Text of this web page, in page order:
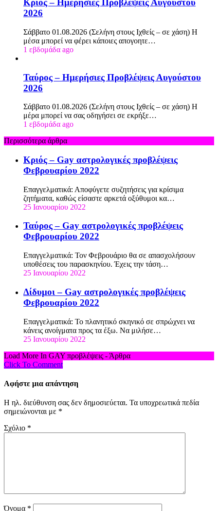
Κριός – Ημερήσιες Προβλέψεις Αυγούστου
2026
Σάββατο 01.08.2026 (Σελήνη στους Ιχθείς – σε χάση) Η
μέσα μπορεί να φέρει κάποιες απογοητε…
1 εβδομάδα ago
Ταύρος – Ημερήσιες Προβλέψεις Αυγούστου
2026
Σάββατο 01.08.2026 (Σελήνη στους Ιχθείς – σε χάση) Η
μέρα μπορεί να σας οδηγήσει σε εκρήξε…
1 εβδομάδα ago
Περισσότερα άρθρα
Κριός – Gay αστρολογικές προβλέψεις
Φεβρουαρίου 2022
Επαγγελματικά: Αποφύγετε συζητήσεις για κρίσιμα
ζητήματα, καθώς είσαστε αρκετά οξύθυμοι κα…
25 Ιανουαρίου 2022
Ταύρος – Gay αστρολογικές προβλέψεις
Φεβρουαρίου 2022
Επαγγελματικά: Τον Φεβρουάριο θα σε απασχολήσουν
υποθέσεις του παρασκηνίου. Έχεις την τάση…
25 Ιανουαρίου 2022
Δίδυμοι – Gay αστρολογικές προβλέψεις
Φεβρουαρίου 2022
Επαγγελματικά: Το πλανητικό σκηνικό σε σπρώχνει να
κάνεις ανοίγματα προς τα έξω. Να μιλήσε…
25 Ιανουαρίου 2022
Load More In GAY προβλέψεις - Άρθρα
Click To Comment
Αφήστε μια απάντηση
Η ηλ. διεύθυνση σας δεν δημοσιεύεται. Τα υποχρεωτικά πεδία
σημειώνονται με *
Σχόλιο *
Όνομα *